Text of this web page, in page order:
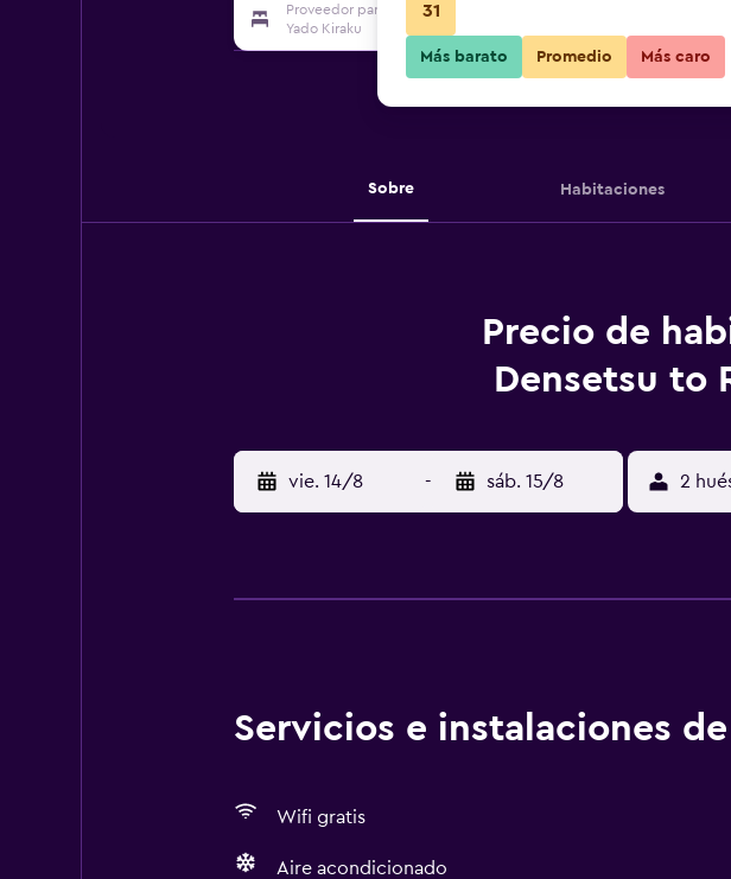
Proveedor para Toki Densetsu to Rotenburo no
Yado Kiraku
Sobre Habitaciones
Precio de
Densetsu to
vie. 14/8 - sáb. 15/8 2
Servicios e instalaciones de
Wifi gratis
Aire acondicionado
31
Más barato Promedio Más caro